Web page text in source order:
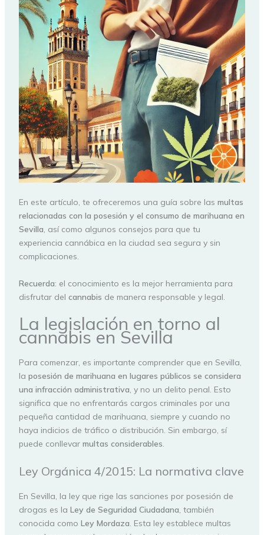
En este artículo, te ofreceremos una guía sobre las multas
relacionadas con la posesión y el consumo de marihuana en
Sevilla, así como algunos consejos para que tu
experiencia cannábica en la ciudad sea segura y sin
complicaciones.
Recuerda: el conocimiento es la mejor herramienta para
disfrutar del cannabis de manera responsable y legal.
La legislación en torno al
cannabis en Sevilla
Para comenzar, es importante comprender que en Sevilla,
la posesión de marihuana en lugares públicos se considera
una infracción administrativa, y no un delito penal. Esto
significa que no enfrentarás cargos criminales por una
pequeña cantidad de marihuana, siempre y cuando no
haya indicios de tráfico o distribución. Sin embargo, sí
puede conllevar multas considerables.
Ley Orgánica 4/2015: La normativa clave
En Sevilla, la ley que rige las sanciones por posesión de
drogas es la Ley de Seguridad Ciudadana , también
conocida como Ley Mordaza . Esta ley establece multas